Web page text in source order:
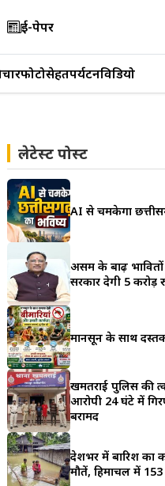
ई-पेपर
फोटोसेहतपर्यटनविडियो
लेटेस्ट पोस्ट
AI से चमकेगा
असम के बाढ़
सरकार देगी 5 करोड़
मानसून के साथ दस्तक
खमतराई पुलिस की
आरोपी 24 घंटे में
बरामद
देशभर में बारिश का
मौतें, हिमाचल में